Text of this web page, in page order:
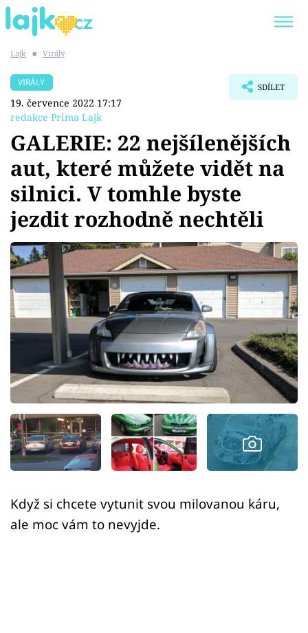
SHOPAHOLICADEL
Témata
Showbyznys
Youtubeři
Virály
Sex a vztahy
Videa
Sledujte prima+
Přihlášení
Sledujte nás
Lajk ■ Virály
VIRÁLY
19. července 2022 17:17
redakce Prima Lajk
SDÍLET
GALERIE: 22 nejšílenějších
aut, které můžete vidět na
silnici. V tomhle byste
jezdit rozhodně nechtěli
Když si chcete vytunit svou milovanou káru,
ale moc vám to nevyjde.